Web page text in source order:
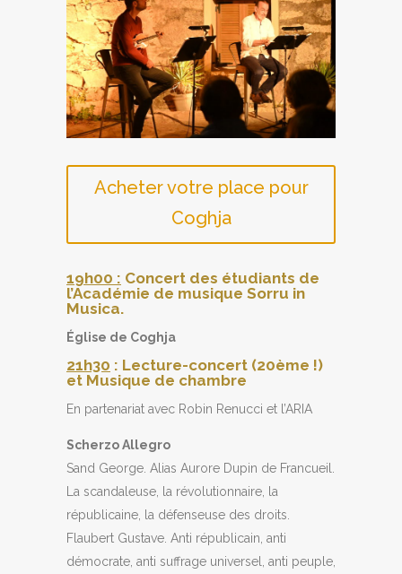
Acheter votre place pour
Coghja
19h00 : Concert des étudiants de
l’Académie de musique Sorru in
Musica.
Église de Coghja
21h30 : Lecture-concert (20ème !)
et Musique de chambre
En partenariat avec Robin Renucci et l’ARIA
Scherzo Allegro
Sand George. Alias Aurore Dupin de Francueil.
La scandaleuse, la révolutionnaire, la
républicaine, la défenseuse des droits.
Flaubert Gustave. Anti républicain, anti
démocrate, anti suffrage universel, anti peuple,